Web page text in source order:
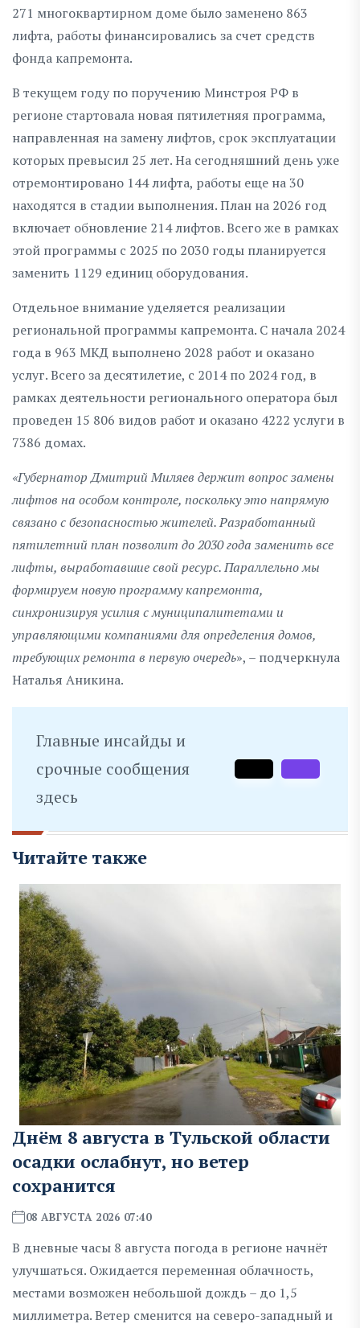
271 многоквартирном доме было заменено 863
лифта, работы финансировались за счет средств
фонда капремонта.
В текущем году по поручению Минстроя РФ в
регионе стартовала новая пятилетняя программа,
направленная на замену лифтов, срок эксплуатации
которых превысил 25 лет. На сегодняшний день уже
отремонтировано 144 лифта, работы еще на 30
находятся в стадии выполнения. План на 2026 год
включает обновление 214 лифтов. Всего же в рамках
этой программы с 2025 по 2030 годы планируется
заменить 1129 единиц оборудования.
Отдельное внимание уделяется реализации
региональной программы капремонта. С начала 2024
года в 963 МКД выполнено 2028 работ и оказано
услуг. Всего за десятилетие, с 2014 по 2024 год, в
рамках деятельности регионального оператора был
проведен 15 806 видов работ и оказано 4222 услуги в
7386 домах.
«Губернатор Дмитрий Миляев держит вопрос замены
лифтов на особом контроле, поскольку это напрямую
связано с безопасностью жителей. Разработанный
пятилетний план позволит до 2030 года заменить все
лифты, выработавшие свой ресурс. Параллельно мы
формируем новую программу капремонта,
синхронизируя усилия с муниципалитетами и
управляющими компаниями для определения домов,
требующих ремонта в первую очередь», – подчеркнула
Наталья Аникина.
Главные инсайды и
срочные сообщения
здесь
Читайте также
Днём 8 августа в Тульской области
осадки ослабнут, но ветер
сохранится
08 АВГУСТА 2026 07:40
В дневные часы 8 августа погода в регионе начнёт
улучшаться. Ожидается переменная облачность,
местами возможен небольшой дождь – до 1,5
миллиметра. Ветер сменится на северо-западный и